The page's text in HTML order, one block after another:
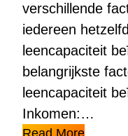
verschillende
iedereen
leencapaciteit
belangrijkste
leencapaciteit
Inkomen:…